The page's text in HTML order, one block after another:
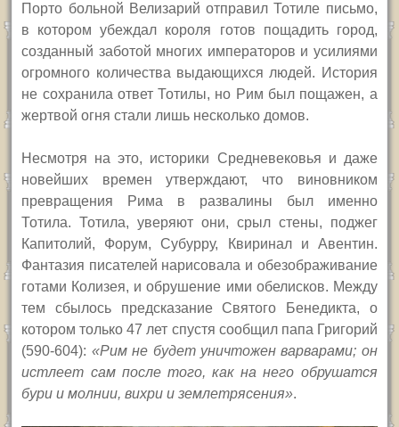
Порто больной Велизарий отправил Тотиле письмо,
в котором убеждал короля готов пощадить город,
созданный заботой многих императоров и усилиями
огромного количества выдающихся людей. История
не сохранила ответ Тотилы, но Рим был пощажен, а
жертвой огня стали лишь несколько домов.
Несмотря на это, историки Средневековья и даже
новейших времен утверждают, что виновником
превращения Рима в развалины был именно
Тотила. Тотила, уверяют они, срыл стены, поджег
Капитолий, Форум, Субурру, Квиринал и Авентин.
Фантазия писателей нарисовала и обезображивание
готами Колизея, и обрушение ими обелисков. Между
тем сбылось предсказание Святого Бенедикта, о
котором только 47 лет спустя сообщил папа Григорий
(590-604): «Рим не будет уничтожен варварами; он
истлеет сам после того, как на него обрушатся
бури и молнии, вихри и землетрясения».